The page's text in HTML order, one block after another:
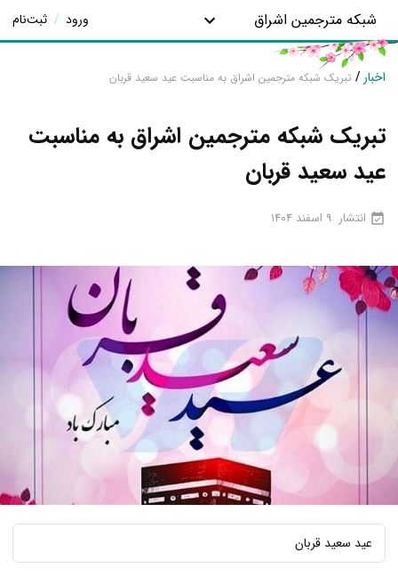
شبکه مترجمین اشراق ورود / ثبت‌نام
اخبار / تبریک شبکه مترجمین اشراق به مناسبت عید سعید قربان
تبریک شبکه مترجمین اشراق به مناسبت
عید سعید قربان
انتشار 9 اسفند 1404
عید سعید قربان